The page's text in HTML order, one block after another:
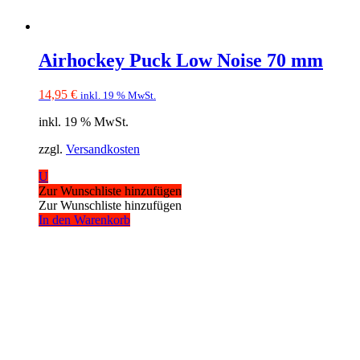
Airhockey Puck Low Noise 70 mm
14,95 € inkl. 19 % MwSt.
inkl. 19 % MwSt.
zzgl. Versandkosten
U
Zur Wunschliste hinzufügen
Zur Wunschliste hinzufügen
In den Warenkorb